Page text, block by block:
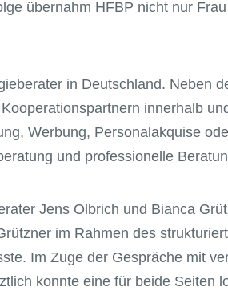
übernahm HFBP nicht nur
in Deutschland. Neben
innerhalb
Werbung, Personalakquise
und professionelle
Jens Olbrich und Bianca
im Rahmen des
Im Zuge der Gespräche mit
konnte eine für beide Seiten